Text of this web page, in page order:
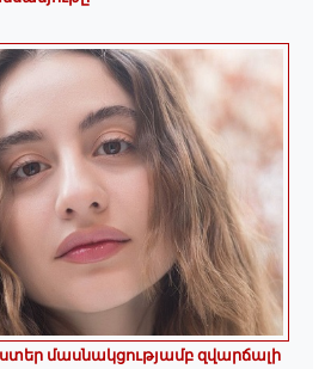
մասնակցությամբ զվարճալի